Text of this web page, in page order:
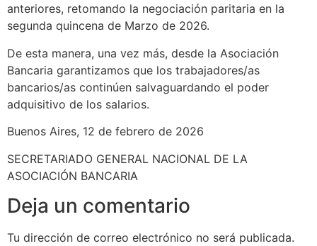
anteriores, retomando la negociación paritaria en la
segunda quincena de Marzo de 2026.
De esta manera, una vez más, desde la Asociación
Bancaria garantizamos que los trabajadores/as
bancarios/as continúen salvaguardando el poder
adquisitivo de los salarios.
Buenos Aires, 12 de febrero de 2026
SECRETARIADO GENERAL NACIONAL DE LA
ASOCIACIÓN BANCARIA
Deja un comentario
Tu dirección de correo electrónico no será publicada.